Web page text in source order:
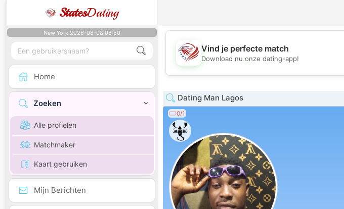
StatesDating
New York 2026-08-08 08:50
Home
Zoeken
Alle profielen
Matchmaker
Kaart gebruiken
Mijn Berichten
💖
Vind je perfecte match
Download nu onze dating-app!
Dating Man Lagos
0/1